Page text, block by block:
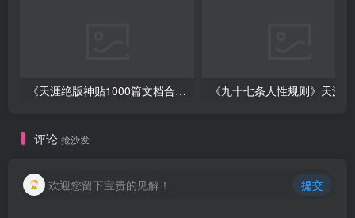
《天涯绝版神贴1000篇文档合集》深度挖掘神仙级资源下载
评论 抢沙发
欢迎您留下宝贵的见解！ 提交